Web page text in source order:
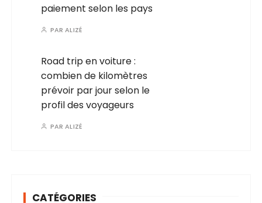
paiement selon les pays
PARALIZÉ
Road trip en voiture :
combien de kilomètres
prévoir par jour selon le
profil des voyageurs
PARALIZÉ
CATÉGORIES